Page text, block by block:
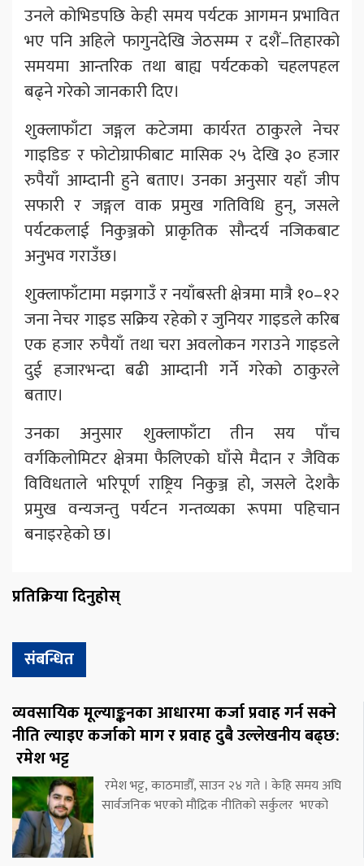
उनले कोभिडपछि केही समय पर्यटक आगमन प्रभावित
भए पनि अहिले फागुनदेखि जेठसम्म र दशैं–तिहारको
समयमा आन्तरिक तथा बाह्य पर्यटकको चहलपहल
बढ्ने गरेको जानकारी दिए।
शुक्लाफाँटा जङ्गल कटेजमा कार्यरत ठाकुरले नेचर
गाइडिङ र फोटोग्राफीबाट मासिक २५ देखि ३० हजार
रुपैयाँ आम्दानी हुने बताए। उनका अनुसार यहाँ जीप
सफारी र जङ्गल वाक प्रमुख गतिविधि हुन्, जसले
पर्यटकलाई निकुञ्जको प्राकृतिक सौन्दर्य नजिकबाट
अनुभव गराउँछ।
शुक्लाफाँटामा मझगाउँ र नयाँबस्ती क्षेत्रमा मात्रै १०–१२
जना नेचर गाइड सक्रिय रहेको र जुनियर गाइडले करिब
एक हजार रुपैयाँ तथा चरा अवलोकन गराउने गाइडले
दुई हजारभन्दा बढी आम्दानी गर्ने गरेको ठाकुरले
बताए।
उनका अनुसार शुक्लाफाँटा तीन सय पाँच
वर्गकिलोमिटर क्षेत्रमा फैलिएको घाँसे मैदान र जैविक
विविधताले भरिपूर्ण राष्ट्रिय निकुञ्ज हो, जसले देशकै
प्रमुख वन्यजन्तु पर्यटन गन्तव्यका रूपमा पहिचान
बनाइरहेको छ।
प्रतिक्रिया दिनुहोस्
संबन्धित
व्यवसायिक मूल्याङ्कनका आधारमा कर्जा प्रवाह गर्न सक्ने
नीति ल्याइए कर्जाको माग र प्रवाह दुबै उल्लेखनीय बढ्छ:
रमेश भट्ट
रमेश भट्ट, काठमाडौँ, साउन २४ गते । केहि समय अघि
सार्वजनिक भएको मौद्रिक नीतिको सर्कुलर भएको